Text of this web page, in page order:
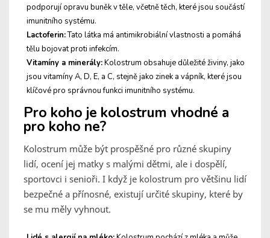
podporují opravu buněk v těle, včetně těch, které jsou součástí
imunitního systému.
Lactoferin:Tato látka má antimikrobiální vlastnosti a pomáhá
tělu bojovat proti infekcím.
Vitamíny a minerály:Kolostrum obsahuje důležité živiny, jako
jsou vitamíny A, D, E, a C, stejně jako zinek a vápník, které jsou
klíčové pro správnou funkci imunitního systému.
Pro koho je kolostrum vhodné a
pro koho ne?
Kolostrum může být prospěšné pro různé skupiny
lidí, ocení jej matky s malými dětmi, ale i dospělí,
sportovci i senioři. I když je kolostrum pro většinu lidí
bezpečné a přínosné, existují určité skupiny, které by
se mu měly vyhnout.